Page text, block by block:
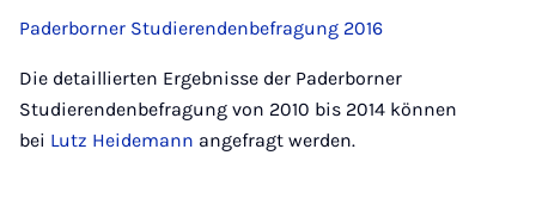
Paderborner Studierendenbefragung 2016
Die detaillierten Ergebnisse der Paderborner
Studierendenbefragung von 2010 bis 2014 können
bei Lutz Heidemann angefragt werden.